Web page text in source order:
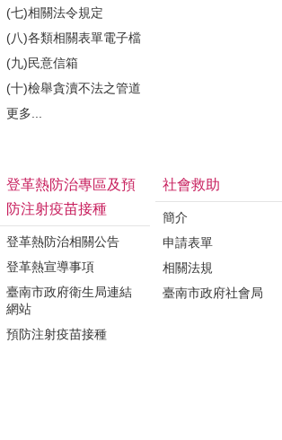
(七)相關法令規定
(八)各類相關表單電子檔
(九)民意信箱
(十)檢舉貪瀆不法之管道
更多...
登革熱防治專區及預
防注射疫苗接種
登革熱防治相關公告
登革熱宣導事項
臺南市政府衛生局連結
網站
預防注射疫苗接種
社會救助
簡介
申請表單
相關法規
臺南市政府社會局